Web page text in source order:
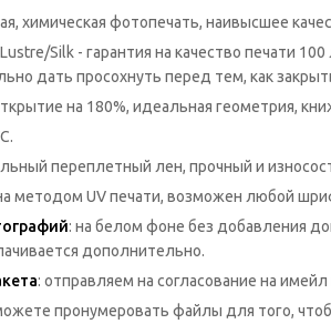
химическая фотопечать, наивысшее
Lustre/Silk - гарантия на качество печати
дать просохнуть перед тем, как
на 180%, идеальная геометрия,
переплетный лен, прочный и
методом UV печати, возможен любой
: на белом фоне без добавления
дополнительно.
: отправляем на согласование на
пронумеровать файлы для того,